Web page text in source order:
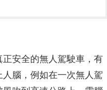
安全的無人駕駛車，有
腦，例如在一次無人駕